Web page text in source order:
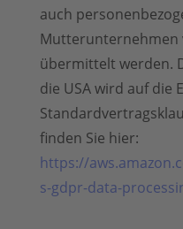
auch
Mutterunternehmen
übermittelt werden.
die USA wird auf die
finden Sie hier:
https://
s-gdpr-data-